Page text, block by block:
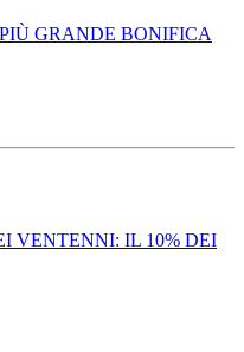
GRANDE BONIFICA
VENTENNI: IL 10% DEI